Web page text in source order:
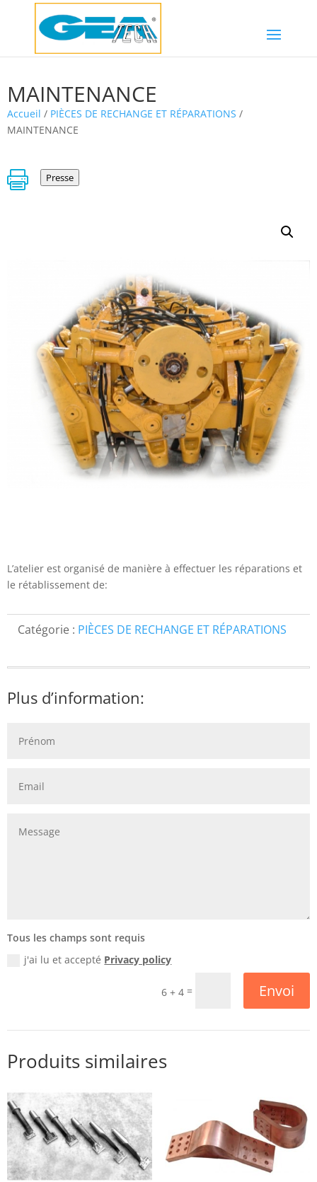
MAINTENANCE
Accueil / PIÈCES DE RECHANGE ET RÉPARATIONS /
MAINTENANCE
 Presse
L’atelier est organisé de manière à effectuer les réparations et
le rétablissement de:
Catégorie : PIÈCES DE RECHANGE ET RÉPARATIONS
Plus d’information:
Tous les champs sont requis
j'ai lu et accepté Privacy policy
6 + 4 = Envoi
Produits similaires